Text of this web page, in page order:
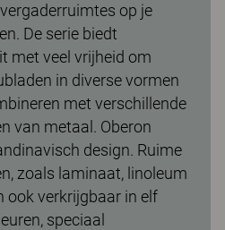
op je
De serie biedt
met veel vrijheid om
in diverse vormen
met verschillende
van metaal. Oberon
design. Ruime
zoals laminaat, linoleum
ook verkrijgbaar in elf
speciaal